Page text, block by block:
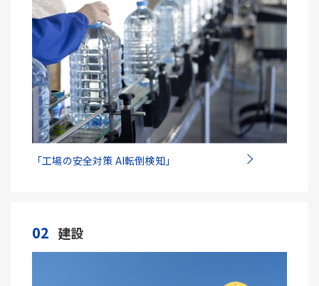
「工場の安全対策 AI転倒検知」
02 建設